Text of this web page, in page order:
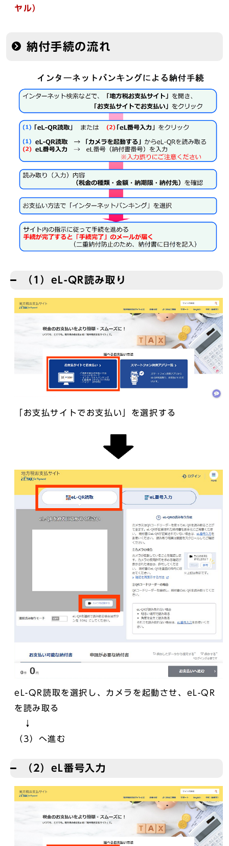
ヤル）
納付手続の流れ
（1）eL-QR読み取り
「お支払サイトでお支払い」を選択する
eL-QR読取を選択し、カメラを起動させ、eL-QR
を読み取る
↓
（3）へ進む
（2）eL番号入力